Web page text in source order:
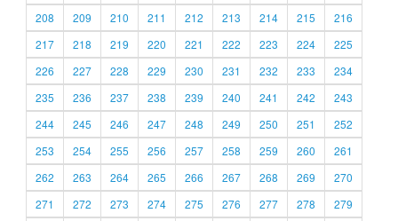
208
209 210 211 212 213 214 215
216
217
218 219 220 221 222 223 224
225
226
227 228 229 230 231 232 233
234
235
236 237 238 239 240 241 242
243
244
245 246 247 248 249 250 251
252
253
254 255 256 257 258 259 260
261
262
263 264 265 266 267 268 269
270
271
272 273 274 275 276 277 278
279